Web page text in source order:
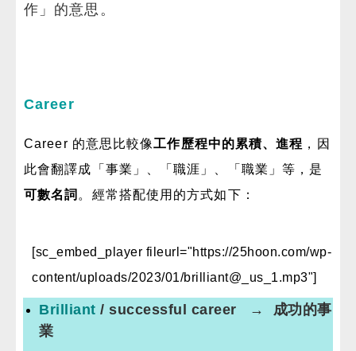
作」的意思。
Career
Career 的意思比較像工作歷程中的累積、進程 ，因
此會翻譯成「事業」、「職涯」、「職業」等，是
可數名詞 。 經常搭配使用的方式如下：
[sc_embed_player fileurl="https://25hoon.com/wp-
content/uploads/2023/01/brilliant@_us_1.mp3"]
Brilliant / successful career → 成功的事
業